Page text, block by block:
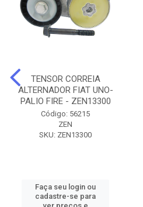
TENSOR CORREIA
ALTERNADOR FIAT UNO-
PALIO FIRE - ZEN13300
Código: 56215
ZEN
SKU: ZEN13300
Faça seu login ou
cadastre-se para